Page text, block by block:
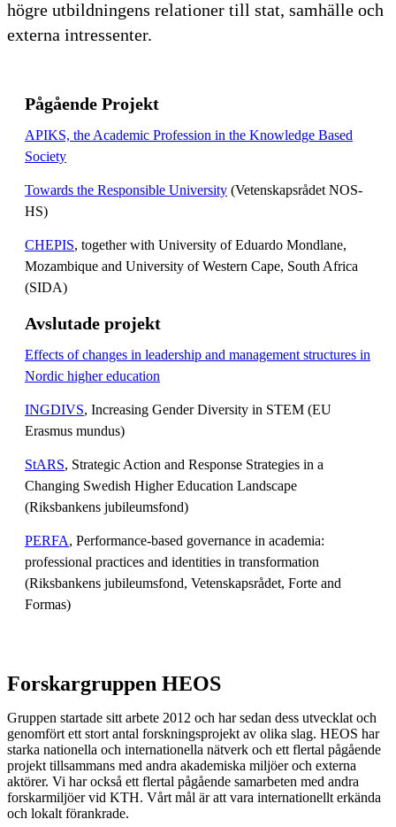
högre utbildningens relationer till stat, samhälle och
externa intressenter.
Pågående Projekt
APIKS, the Academic Profession in the Knowledge Based
Society
Towards the Responsible University (Vetenskapsrådet NOS-
HS)
CHEPIS, together with University of Eduardo Mondlane,
Mozambique and University of Western Cape, South Africa
(SIDA)
Avslutade projekt
Effects of changes in leadership and management structures in
Nordic higher education
INGDIVS, Increasing Gender Diversity in STEM (EU
Erasmus mundus)
StARS, Strategic Action and Response Strategies in a
Changing Swedish Higher Education Landscape
(Riksbankens jubileumsfond)
PERFA, Performance-based governance in academia:
professional practices and identities in transformation
(Riksbankens jubileumsfond, Vetenskapsrådet, Forte and
Formas)
Forskargruppen HEOS
Gruppen startade sitt arbete 2012 och har sedan dess utvecklat och
genomfört ett stort antal forskningsprojekt av olika slag. HEOS har
starka nationella och internationella nätverk och ett flertal pågående
projekt tillsammans med andra akademiska miljöer och externa
aktörer. Vi har också ett flertal pågående samarbeten med andra
forskarmiljöer vid KTH. Vårt mål är att vara internationellt erkända
och lokalt förankrade.